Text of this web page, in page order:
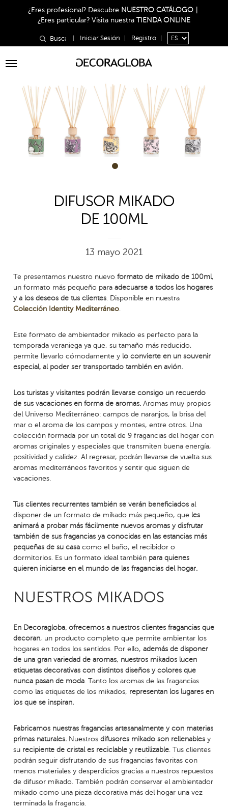
¿Eres profesional? Descubre NUESTRO CATÁLOGO
¿Eres particular? Visita nuestra TIENDA ONLINE
Iniciar Sesión Registro
Toggle
1
DIFUSOR MIKADO
DE 100ML
13 mayo 2021
Te presentamos nuestro nuevoformato de mikado de 100ml,
un formato más pequeño paraadecuarse a todos los hogares
y a los deseos de tus clientes . Disponible en nuestra
Colección Identity Mediterráneo
Este formato de ambientador mikado es perfecto para la
temporada veraniega ya que, su tamaño más reducido,
permite llevarlo cómodamente y lo convierte en un souvenir
especial, al poder ser transportado también en avión.
Los turistas y visitantes podrán llevarse consigo un recuerdo
de sus vacaciones en forma de aromas.Aromas muy propios
del Universo Mediterráneo: campos de naranjos, la brisa del
mar o el aroma de los campos y montes, entre otros. Una
colección formada por un total de 9 fragancias del hogar con
aromas originales y especiales que transmiten buena energía,
positividad y calidez. Al regresar, podrán llevarse de vuelta sus
aromas mediterráneos favoritos y sentir que siguen de
vacaciones.
Tus clientes recurrentes también se verán beneficiadosal
disponer de un formato de mikado más pequeño, que les
animará a probar más fácilmente nuevos aromas y disfrutar
también de sus fragancias ya conocidas en las estancias más
pequeñas de su casacomo el baño, el recibidor o
dormitorios. Es un formato ideal también para quienes
quieren iniciarse en el mundo de las fragancias del hogar.
NUESTROS MIKADOS
En Decoragloba, ofrecemos a nuestros clientes fragancias que
decoran, un producto completo que permite ambientar los
hogares en todos los sentidos. Por ello,además de disponer
de una gran variedad de aromas, nuestros mikados lucen
etiquetas decorativas con distintos diseños y colores que
nunca pasan de moda . Tanto los aromas de las fragancias
como las etiquetas de los mikados, representan los lugares en
los que se inspiran.
Fabricamos nuestras fragancias artesanalmente y con materias
primas naturales. Nuestrosdifusores mikado son rellenablesy
su recipiente de cristal es reciclable y reutilizable . Tus clientes
podrán seguir disfrutando de sus fragancias favoritas con
menos materiales y desperdicios gracias a nuestros repuestos
de difusor mikado. También podrán conservar el ambientador
mikado como una pieza decorativa más del hogar una vez
terminada la fragancia.